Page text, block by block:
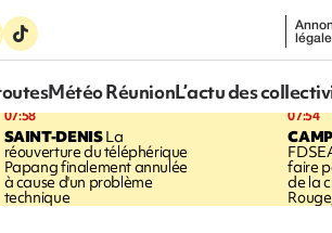
Météo RéunionL’actu des
07:58
SAINT-DENISLa
réouverture du téléphérique
Papang finalement annulée
à cause d'un problème
technique
07:54
faire
de la